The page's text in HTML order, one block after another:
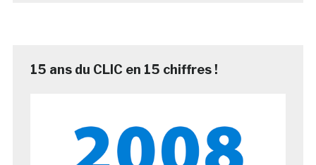
15 ans du CLIC en 15 chiffres !